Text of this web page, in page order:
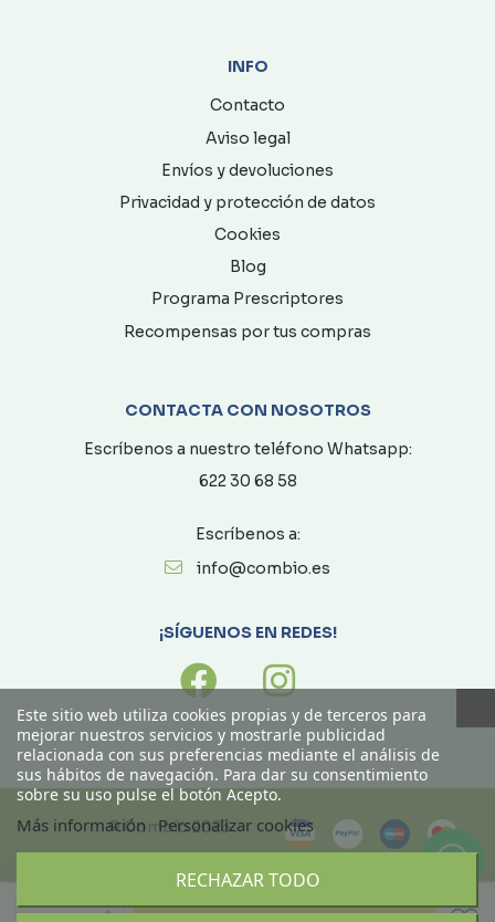
INFO
Contacto
Aviso legal
Envíos y devoluciones
Privacidad y protección de datos
Cookies
Blog
Programa Prescriptores
Recompensas por tus compras
CONTACTA CON NOSOTROS
Escríbenos a nuestro teléfono Whatsapp:
622 30 68 58
Escríbenos a:
info@combio.es
¡SÍGUENOS EN REDES!
Este sitio web utiliza cookies propias y de terceros para
mejorar nuestros servicios y mostrarle publicidad
relacionada con sus preferencias mediante el análisis de
sus hábitos de navegación. Para dar su consentimiento
sobre su uso pulse el botón Acepto.
Más información Personalizar cookies
RECHAZAR TODO
© Combío 2023